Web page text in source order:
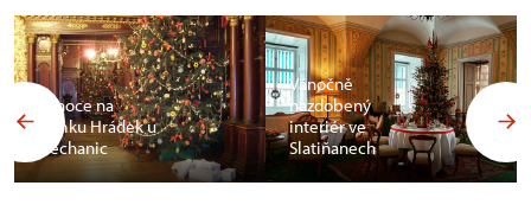
Vánoce na
zámku Hrádek u
Nechanic
Vánočně
nazdobený
interiér ve
Slatiňanech